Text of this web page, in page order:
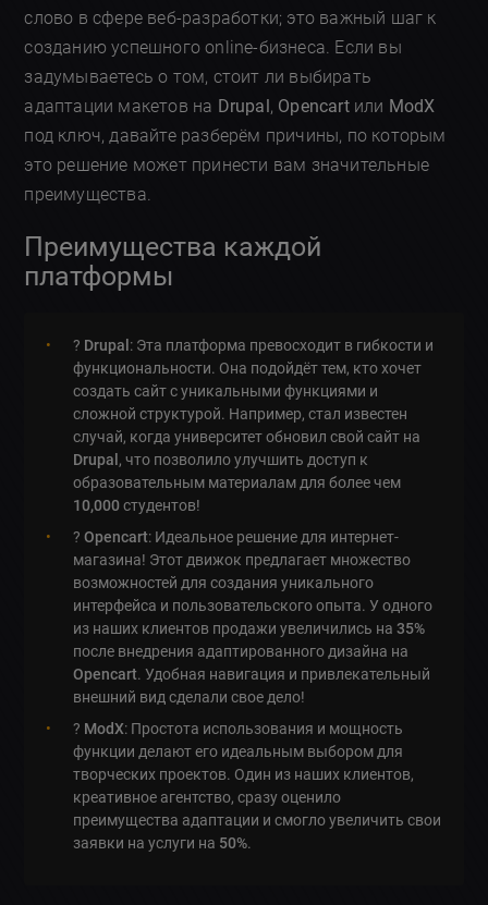
слово в сфере веб-разработки; это важный шаг к
созданию успешного online-бизнеса. Если вы
задумываетесь о том, стоит ли выбирать
адаптации макетов на Drupal, Opencartили ModX
под ключ, давайте разберём причины, по которым
это решение может принести вам значительные
преимущества.
Преимущества каждой
платформы
? Drupal: Эта платформа превосходит в гибкости и
функциональности. Она подойдёт тем, кто хочет
создать сайт с уникальными функциями и
сложной структурой. Например, стал известен
случай, когда университет обновил свой сайт на
Drupal, что позволило улучшить доступ к
образовательным материалам для более чем
10,000студентов!
?Opencart: Идеальное решение для интернет-
магазина! Этот движок предлагает множество
возможностей для создания уникального
интерфейса и пользовательского опыта. У одного
из наших клиентов продажи увеличились на35%
после внедрения адаптированного дизайна на
Opencart. Удобная навигация и привлекательный
внешний вид сделали свое дело!
?️ ModX: Простота использования и мощность
функции делают его идеальным выбором для
творческих проектов. Один из наших клиентов,
креативное агентство, сразу оценило
преимущества адаптации и смогло увеличить свои
заявки на услуги на 50%.